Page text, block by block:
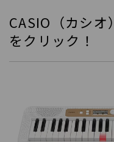
CASIO（カシ
をクリック！